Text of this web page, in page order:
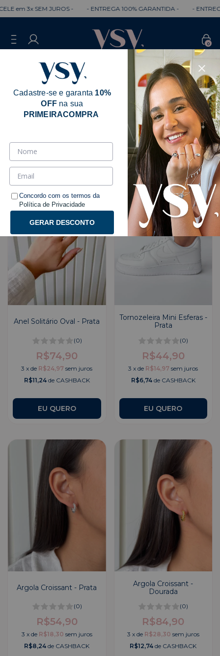
em 3x SEM JUROS - - ENTREGA 100% GARANTIDA - -
0
Erro - 404
Desculpe, mas a página que você está
procurando não existe.
Talvez você se interesse pelos seguintes produtos.
Anel Solitário Oval - Prata
(0)
R$74,90
3 xde R$24,97 sem juros
R$11,24de CASHBACK
EU QUERO
Tornozeleira Mini Esferas -
Prata
(0)
R$44,90
3 xde R$14,97 sem juros
R$6,74de CASHBACK
Argola Croissant - Prata
(0)
R$54,90
3 x de R$18,30 sem juros
R$8,24 de CASHBACK
Argola Croissant -
Dourada
(0)
R$84,90
3 x de R$28,30 sem juros
R$12,74 de CASHBACK
Cadastre-se e garanta 10%
OFF na sua
PRIMEIRACOMPRA
Concordo com os termos da
Política de Privacidade
GERAR DESCONTO